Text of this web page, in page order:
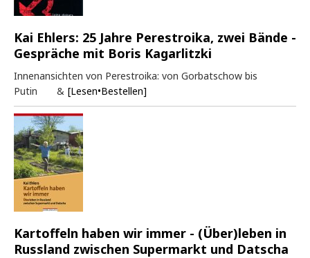
Kai Ehlers: 25 Jahre Perestroika, zwei Bände -
Gespräche mit Boris Kagarlitzki
Innenansichten von Perestroika: von Gorbatschow bis
Putin & [Lesen•Bestellen]
Kartoffeln haben wir immer - (Über)leben in
Russland zwischen Supermarkt und Datscha